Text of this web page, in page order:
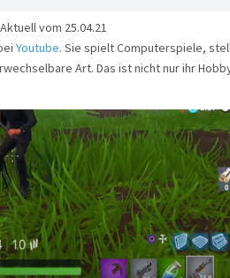
vom 25.04.21
Youtube. Sie spielt Computerspiele,
Art. Das ist nicht nur ihr